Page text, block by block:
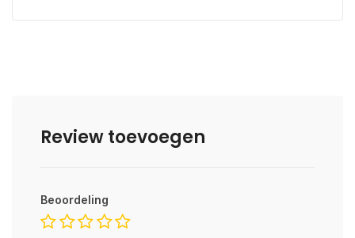
Review toevoegen
Beoordeling